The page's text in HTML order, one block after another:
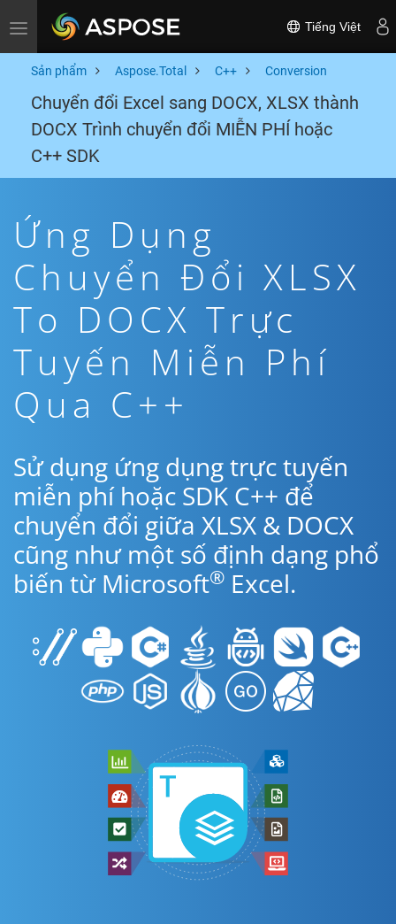
Toggle navigation Tiếng Việt
Sản phẩm Aspose.Total C++ Conversion
Chuyển đổi Excel sang DOCX, XLSX thành
DOCX Trình chuyển đổi MIỄN PHÍ hoặc
C++ SDK
Ứng Dụng
Chuyển Đổi XLSX
To DOCX Trực
Tuyến Miễn Phí
Qua C++
Sử dụng ứng dụng trực tuyến
miễn phí hoặc SDK C++ để
chuyển đổi giữa XLSX & DOCX
cũng như một số định dạng phổ
biến từ Microsoft® Excel.